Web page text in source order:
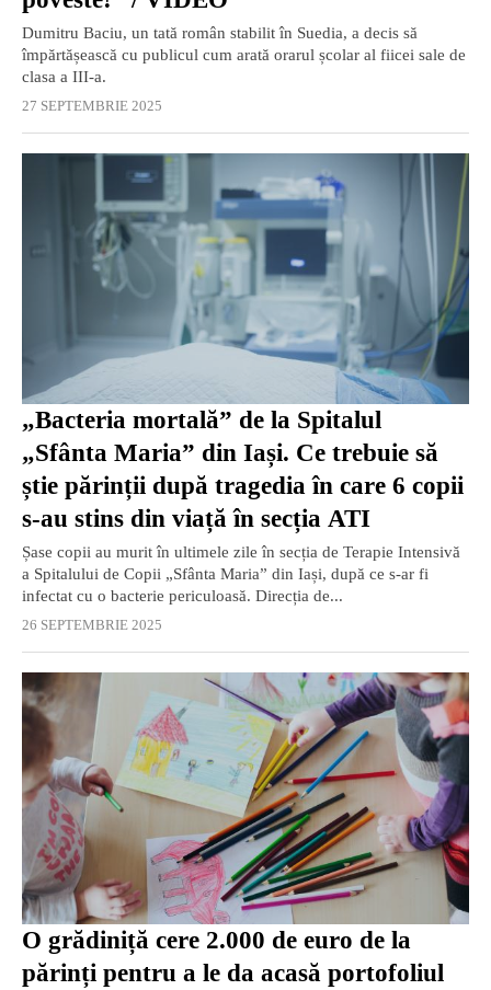
Dumitru Baciu, un tată român stabilit în Suedia, a decis să
împărtășească cu publicul cum arată orarul școlar al fiicei sale de
clasa a III-a.
27 SEPTEMBRIE 2025
„Bacteria mortală” de la Spitalul
„Sfânta Maria” din Iași. Ce trebuie să
știe părinții după tragedia în care 6 copii
s-au stins din viață în secția ATI
Șase copii au murit în ultimele zile în secția de Terapie Intensivă
a Spitalului de Copii „Sfânta Maria” din Iași, după ce s-ar fi
infectat cu o bacterie periculoasă. Direcția de...
26 SEPTEMBRIE 2025
O grădiniță cere 2.000 de euro de la
părinți pentru a le da acasă portofoliul